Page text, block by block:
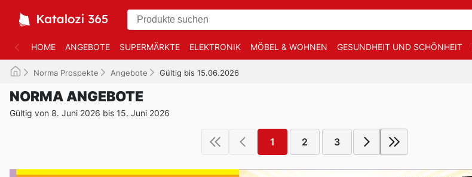
HOME ANGEBOTE SUPERMÄRKTE ELEKTRONIK MÖBEL & WOHNEN GESUNDHEIT UND SCHÖNHEIT
Norma Prospekte Angebote Gültig bis 15.06.2026
NORMA ANGEBOTE
Gültig von 8. Juni 2026 bis 15. Juni 2026
1 2 3